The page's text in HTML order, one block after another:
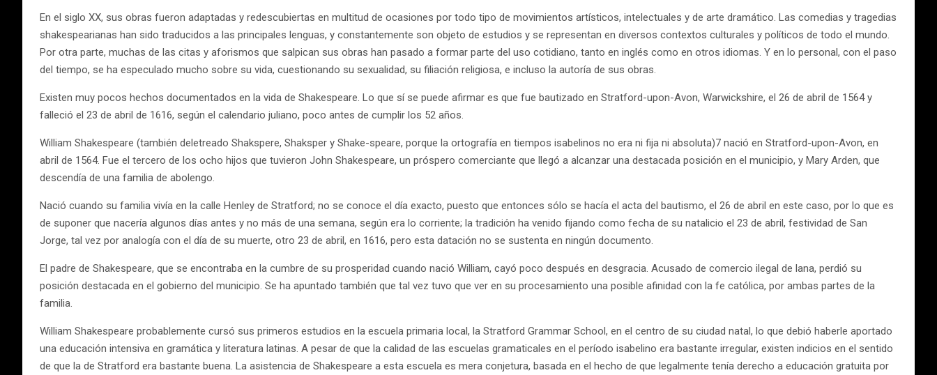
En el siglo XX, sus obras fueron adaptadas y redescubiertas en multitud de ocasiones por todo tipo de movimientos artísticos, intelectuales y de arte dramático. Las comedias y tragedias
shakespearianas han sido traducidos a las principales lenguas, y constantemente son objeto de estudios y se representan en diversos contextos culturales y políticos de todo el mundo.
Por otra parte, muchas de las citas y aforismos que salpican sus obras han pasado a formar parte del uso cotidiano, tanto en inglés como en otros idiomas. Y en lo personal, con el paso
del tiempo, se ha especulado mucho sobre su vida, cuestionando su sexualidad, su filiación religiosa, e incluso la autoría de sus obras.
Existen muy pocos hechos documentados en la vida de Shakespeare. Lo que sí se puede afirmar es que fue bautizado en Stratford-upon-Avon, Warwickshire, el 26 de abril de 1564 y
falleció el 23 de abril de 1616, según el calendario juliano, poco antes de cumplir los 52 años.
William Shakespeare (también deletreado Shakspere, Shaksper y Shake-speare, porque la ortografía en tiempos isabelinos no era ni fija ni absoluta)7 nació en Stratford-upon-Avon, en
abril de 1564. Fue el tercero de los ocho hijos que tuvieron John Shakespeare, un próspero comerciante que llegó a alcanzar una destacada posición en el municipio, y Mary Arden, que
descendía de una familia de abolengo.
Nació cuando su familia vivía en la calle Henley de Stratford; no se conoce el día exacto, puesto que entonces sólo se hacía el acta del bautismo, el 26 de abril en este caso, por lo que es
de suponer que nacería algunos días antes y no más de una semana, según era lo corriente; la tradición ha venido fijando como fecha de su natalicio el 23 de abril, festividad de San
Jorge, tal vez por analogía con el día de su muerte, otro 23 de abril, en 1616, pero esta datación no se sustenta en ningún documento.
El padre de Shakespeare, que se encontraba en la cumbre de su prosperidad cuando nació William, cayó poco después en desgracia. Acusado de comercio ilegal de lana, perdió su
posición destacada en el gobierno del municipio. Se ha apuntado también que tal vez tuvo que ver en su procesamiento una posible afinidad con la fe católica, por ambas partes de la
familia.
William Shakespeare probablemente cursó sus primeros estudios en la escuela primaria local, la Stratford Grammar School, en el centro de su ciudad natal, lo que debió haberle aportado
una educación intensiva en gramática y literatura latinas. A pesar de que la calidad de las escuelas gramaticales en el período isabelino era bastante irregular, existen indicios en el sentido
de que la de Stratford era bastante buena. La asistencia de Shakespeare a esta escuela es mera conjetura, basada en el hecho de que legalmente tenía derecho a educación gratuita por